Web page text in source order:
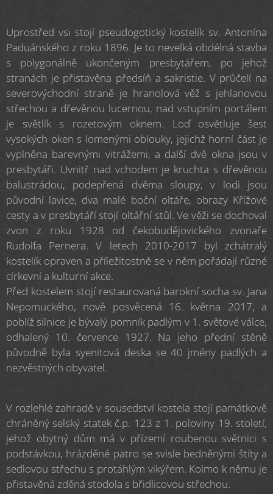
Uprostřed vsi stojí pseudogotický kostelík sv. Antonína
Paduánského z roku 1896. Je to nevelká obdélná stavba
s polygonálně ukončeným presbytářem, po jehož
stranách je přistavěna předsíň a sakristie. V průčelí na
severovýchodní straně je hranolová věž s jehlanovou
střechou a dřevěnou lucernou, nad vstupním portálem
je světlík s rozetovým oknem. Loď osvětluje šest
vysokých oken s lomenými oblouky, jejichž horní část je
vyplněna barevnými vitrážemi, a další dvě okna jsou v
presbytáři. Uvnitř nad vchodem je kruchta s dřevěnou
balustrádou, podepřená dvěma sloupy, v lodi jsou
původní lavice, dva malé boční oltáře, obrazy Křížové
cesty a v presbytáří stojí oltářní stůl. Ve věži se dochoval
zvon z roku 1928 od čekobudějovického zvonaře
Rudolfa Pernera. V letech 2010-2017 byl zchátralý
kostelík opraven a příležitostně se v něm pořádají různé
církevní a kulturní akce.
Před kostelem stojí restaurovaná barokní socha sv. Jana
Nepomuckého, nově posvěcená 16. května 2017, a
poblíž silnice je bývalý pomník padlým v 1. světové válce,
odhalený 10. července 1927. Na jeho přední stěně
původně byla syenitová deska se 40 jmény padlých a
nezvěstných obyvatel.
V rozlehlé zahradě v sousedství kostela stojí památkově
chráněný selský statek č.p. 123 z 1. poloviny 19. století,
jehož obytný dům má v přízemí roubenou světnici s
podstávkou, hrázděné patro se svisle bedněnými štíty a
sedlovou střechu s protáhlým vikýřem. Kolmo k němu je
přistavěná zděná stodola s břidlicovou střechou.